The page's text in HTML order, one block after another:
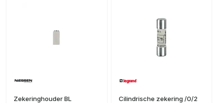
Zekeringhouder BL Cilindrische zekering /0/2